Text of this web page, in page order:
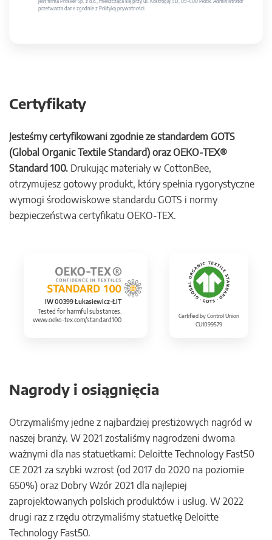
jest firma Prosker Sp. z o.o., mieszcząca się przy ul. Kostrogaj 9D, 09-400 Płock. Administrator
przetwarza dane zgodnie z Polityką prywatności.
Certyfikaty
Jesteśmy certyfikowani zgodnie ze standardem GOTS
(Global Organic Textile Standard) oraz OEKO-TEX®
Standard 100. Drukując materiały w CottonBee,
otrzymujesz gotowy produkt, który spełnia rygorystyczne
wymogi środowiskowe standardu GOTS i normy
bezpieczeństwa certyfikatu OEKO-TEX.
IW 00399 Łukasiewicz-ŁIT
Tested for harmful substances.
www.oeko-tex.com/standard100
Certified by Control Union
CU1099579
Nagrody i osiągnięcia
Otrzymaliśmy jedne z najbardziej prestiżowych nagród w
naszej branży. W 2021 zostaliśmy nagrodzeni dwoma
ważnymi dla nas statuetkami: Deloitte Technology Fast50
CE 2021 za szybki wzrost (od 2017 do 2020 na poziomie
650%) oraz Dobry Wzór 2021 dla najlepiej
zaprojektowanych polskich produktów i usług. W 2022
drugi raz z rzędu otrzymaliśmy statuetkę Deloitte
Technology Fast50.